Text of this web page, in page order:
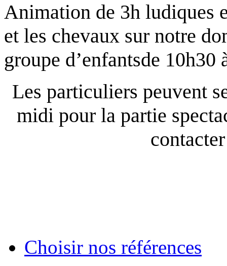
Animation de 3h ludiques
et les chevaux sur notre
groupe d’enfantsde 10h30
Les particuliers peuvent
midi pour la partie
Choisir nos références